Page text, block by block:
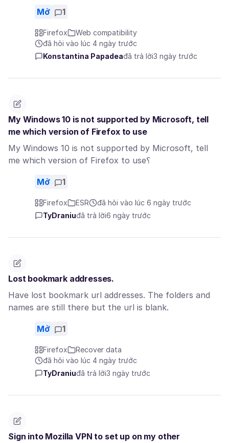
Mở 1
Firefox
Web compatibility
đã hỏi vào lúc 4 ngày trước
Konstantina Papadeađã trả lời3 ngày trước
My Windows 10 is not supported by Microsoft, tell
me which version of Firefox to use
My Windows 10 is not supported by Microsoft, tell
me which version of Firefox to use؟
Mở 1
Firefox ESR
đã hỏi vào lúc 6 ngày trước
TyDraniuđã trả lời6 ngày trước
Lost bookmark addresses.
Have lost bookmark url addresses. The folders and
names are still there but the url is blank.
Mở 1
Firefox
Recover data
đã hỏi vào lúc 4 ngày trước
TyDraniuđã trả lời3 ngày trước
Sign into Mozilla VPN to set up on my other